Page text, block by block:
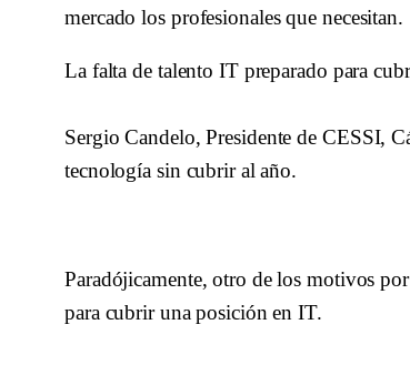
mercado los profesionales que necesitan.
La falta de talento IT preparado para
Sergio Candelo, Presidente de CESSI,
tecnología sin cubrir al año.
Paradójicamente, otro de los motivos
para cubrir una posición en IT.